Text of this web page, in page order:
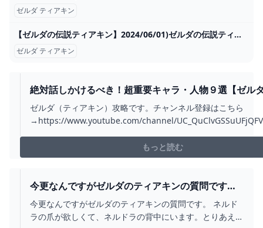
ゼルダ ティアキン
【ゼルダの伝説ティアキン】2024/06/01)ゼルダの伝説ティアキンだけど、スプラトゥーン３の話も入る。 - YouTube
ゼルダ ティアキン
絶対話しかけるべき！超重要キャラ・人物９選【ゼル
ティアーズオブザキングダム】 - YOUTUBE
ゼルダ（ティアキン）攻略です。チャンネル登録はこちら
→https://www.youtube.com/channel/
べき便利なキャラや重要なキャラ、人物についてまとめました
次】00:00 絶対話...
もっと読む
今更なんですがゼルダのティアキンの質問です。 -
ネルドラの爪が欲しくて、... - YAHOO!知恵袋
今更なんですがゼルダのティアキンの質問です。 ネルド
ラの爪が欲しくて、ネルドラの背中にいます。とりあえ